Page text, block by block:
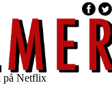
på Netflix